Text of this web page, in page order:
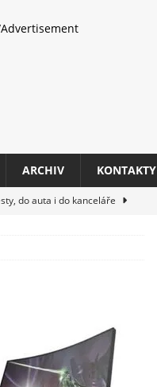
ARCHIV KONTAKTY
do auta i do kanceláře
kuchyň na italskou